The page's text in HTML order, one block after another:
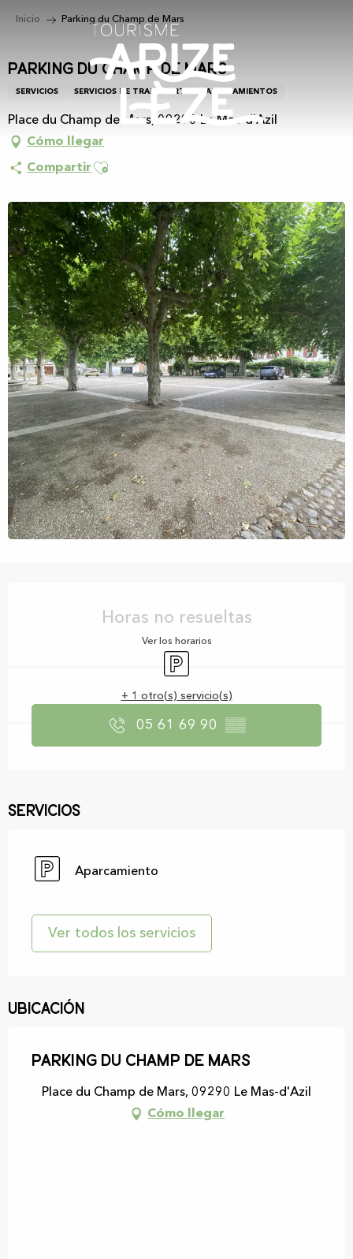
principal
Inicio Parking du Champ de Mars
Parking du Champ de Mars
SERVICIOS SERVICIOS DE TRANSPORTE APARCAMIENTOS
Place du Champ de Mars, 09290 Le Mas-d'Azil
Cómo llegar
Compartir Ajouter aux favoris
Horas no resueltas
Ver los horarios
Aparcamiento
+ 1 otro(s) servicio(s)
05 61 69 90 ▒▒
Servicios
Aparcamiento
Ver todos los servicios
Ubicación
Parking du Champ de Mars
Place du Champ de Mars, 09290 Le Mas-d'Azil
Cómo llegar